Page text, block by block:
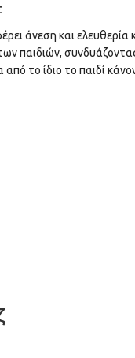
άνεση και
παιδιών,
το ίδιο το παιδί